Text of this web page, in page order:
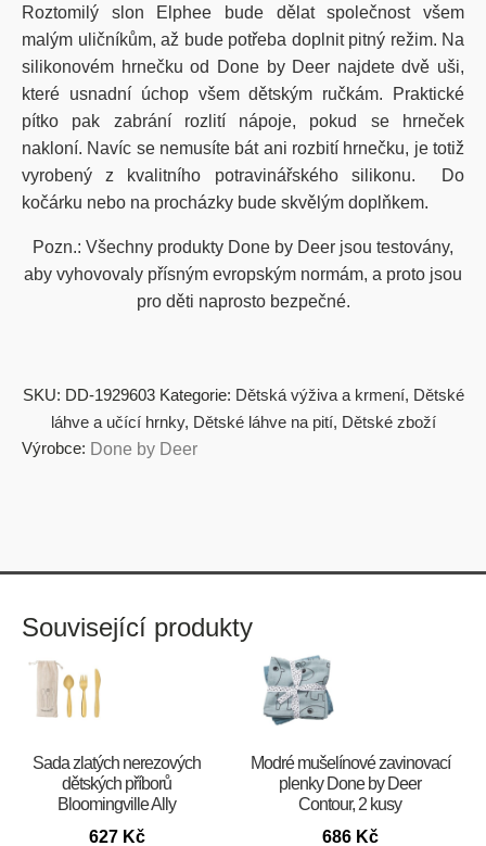
Roztomilý slon Elphee bude dělat společnost všem
malým uličníkům, až bude potřeba doplnit pitný režim. Na
silikonovém hrnečku od Done by Deer najdete dvě uši,
které usnadní úchop všem dětským ručkám. Praktické
pítko pak zabrání rozlití nápoje, pokud se hrneček
nakloní. Navíc se nemusíte bát ani rozbití hrnečku, je totiž
vyrobený z kvalitního potravinářského silikonu. Do
kočárku nebo na procházky bude skvělým doplňkem.
Pozn.: Všechny produkty Done by Deer jsou testovány,
aby vyhovovaly přísným evropským normám, a proto jsou
pro děti naprosto bezpečné.
SKU: DD-1929603 Kategorie: Dětská výživa a krmení, Dětské
láhve a učící hrnky, Dětské láhve na pití, Dětské zboží
Výrobce: Done by Deer
Související produkty
Sada zlatých nerezových
dětských příborů
Bloomingville Ally
627 Kč
Modré mušelínové zavinovací
plenky Done by Deer
Contour, 2 kusy
686 Kč